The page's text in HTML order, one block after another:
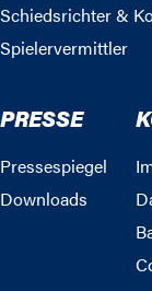
Schiedsrichter &
Spielervermittler
PRESSE
Pressespiegel
Downloads